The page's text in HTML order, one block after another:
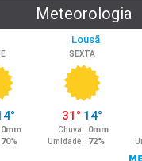
Meteorologia